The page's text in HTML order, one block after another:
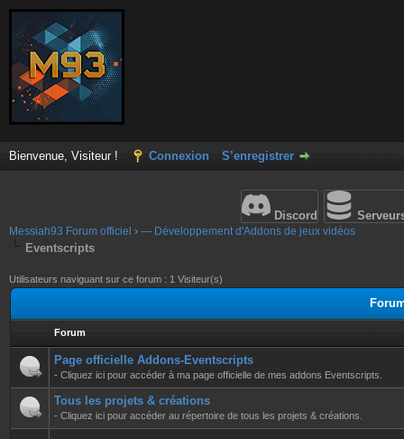
Bienvenue, Visiteur ! Connexion S’enregistrer
Discord
Messiah93 Forum officiel › — Développement d'Addons de jeux vidéos
Eventscripts
Utilisateurs naviguant sur ce forum : 1 Visiteur(s)
Forum
Page officielle Addons-Eventscripts
- Cliquez ici pour accéder à ma page officielle de mes addons Eventscripts.
Tous les projets & créations
- Cliquez ici pour accéder au répertoire de tous les projets & créations.